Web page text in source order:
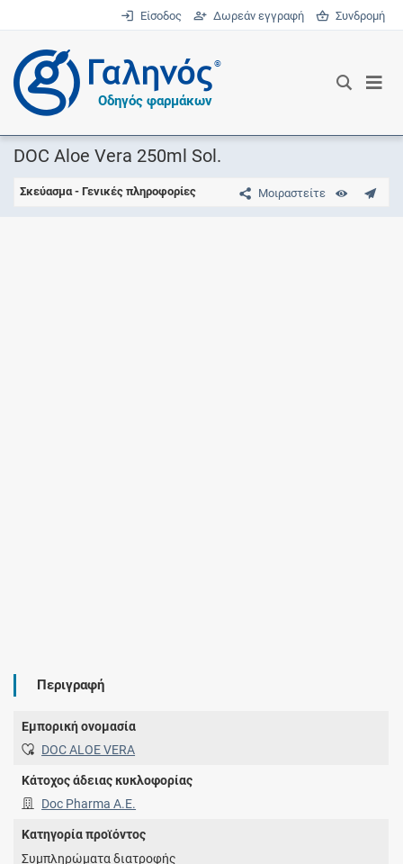
Είσοδος Δωρεάν εγγραφή Συνδρομή
®
Οδηγός φαρμάκων
DOC Aloe Vera 250ml Sol.
Μοιραστείτε
Σκεύασμα - Γενικές πληροφορίες
Περιγραφή
Εμπορική ονομασία
DOC ALOE VERA
Κάτοχος άδειας κυκλοφορίας
Doc Pharma Α.Ε.
Κατηγορία προϊόντος
Συμπληρώματα διατροφής